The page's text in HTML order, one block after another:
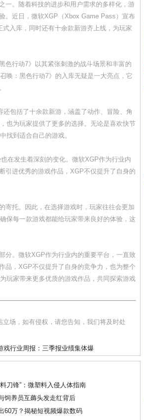
一。随着科技的进步和用户需求的多样化，游
。近日，微软XGP（Xbox Game Pass）宣布
入库，同时还有十余款新游齐上线，为玩家
色行动7》以其紧张刺激的战斗场景和丰富的
唤：黑色行动7》的入库无疑是一大亮点，它
包括了十余款新游，涵盖了动作、冒险、角
也为玩家提供了更多的选择。无论是喜欢快节
找到适合自己的游戏。
在发生着深刻的变化。微软XGP作为行业内
引进优秀的游戏作品，XGP不仅提升了自身的
寄托。因此，在选择游戏时，玩家往往会更加
保每一款游戏都能给玩家带来良好的体验，这
分。微软XGP作为行业内的重要平台，一直致
品，XGP不仅提升了自身的竞争力，也为整个
玩家带来更多优质的游戏作品，共同探索游戏
场，如有侵权，请您告知，我们将及时处
戏行业周报：三季报业绩集体爆
刀锋”：微塑料入侵人体指南
饲养员互薅头发走红背后
60万？揭秘短视频爆款数码